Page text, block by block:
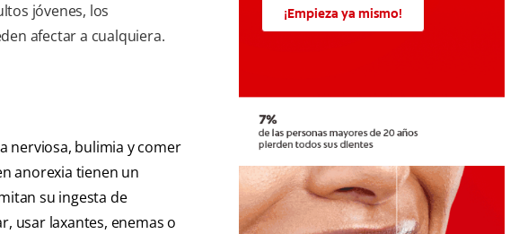
jóvenes, los
afectar a cualquiera.
nerviosa, bulimia y comer
anorexia tienen un
su ingesta de
usar laxantes, enemas o
¡Empieza ya mismo!